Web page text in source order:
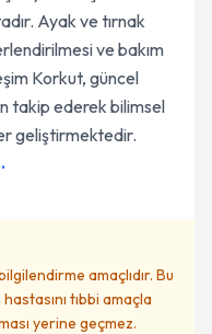
Ayak ve tırnak
ve bakım
Korkut, güncel
takip ederek bilimsel
geliştirmektedir.
amaçlıdır. Bu
tıbbi amaçla
yerine geçmez.